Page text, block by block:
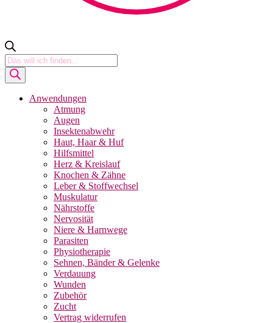
Products
search
Anwendungen
Atmung
Augen
Insektenabwehr
Haut, Haar & Huf
Hilfsmittel
Herz & Kreislauf
Knochen & Zähne
Leber & Stoffwechsel
Muskulatur
Nährstoffe
Nervosität
Niere & Harnwege
Parasiten
Physiotherapie
Sehnen, Bänder & Gelenke
Verdauung
Wunden
Zubehör
Zucht
Vertrag widerrufen